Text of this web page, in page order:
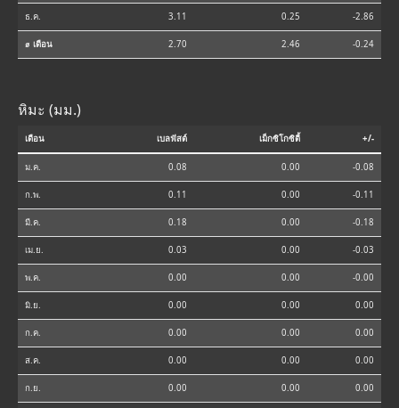
ธ.ค. 3.11 0.25 -2.86
⌀ เดือน 2.70 2.46 -0.24
หิมะ (มม.)
เดือน เบลฟัสต์ เม็กซิโกซิตี้ +/-
ม.ค. 0.08 0.00 -0.08
ก.พ. 0.11 0.00 -0.11
มี.ค. 0.18 0.00 -0.18
เม.ย. 0.03 0.00 -0.03
พ.ค. 0.00 0.00 -0.00
มิ.ย. 0.00 0.00 0.00
ก.ค. 0.00 0.00 0.00
ส.ค. 0.00 0.00 0.00
ก.ย. 0.00 0.00 0.00